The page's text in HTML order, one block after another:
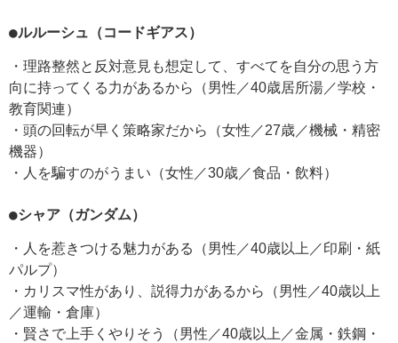
●ルルーシュ（コードギアス）
・理路整然と反対意見も想定して、すべてを自分の思う方
向に持ってくる力があるから（男性／40歳居所湯／学校・
教育関連）
・頭の回転が早く策略家だから（女性／27歳／機械・精密
機器）
・人を騙すのがうまい（女性／30歳／食品・飲料）
●シャア（ガンダム）
・人を惹きつける魅力がある（男性／40歳以上／印刷・紙
パルプ）
・カリスマ性があり、説得力があるから（男性／40歳以上
／運輸・倉庫）
・賢さで上手くやりそう（男性／40歳以上／金属・鉄鋼・